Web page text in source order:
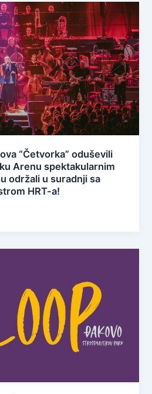
“Četvorka” oduševili
Arenu spektakularnim
održali u suradnji sa
HRT-a!